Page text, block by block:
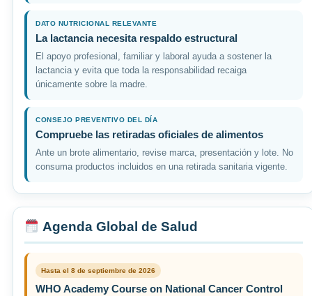
DATO NUTRICIONAL RELEVANTE
La lactancia necesita respaldo estructural
El apoyo profesional, familiar y laboral ayuda a sostener la
lactancia y evita que toda la responsabilidad recaiga
únicamente sobre la madre.
CONSEJO PREVENTIVO DEL DÍA
Compruebe las retiradas oficiales de alimentos
Ante un brote alimentario, revise marca, presentación y lote. No
consuma productos incluidos en una retirada sanitaria vigente.
Agenda Global de Salud
Hasta el 8 de septiembre de 2026
WHO Academy Course on National Cancer Control